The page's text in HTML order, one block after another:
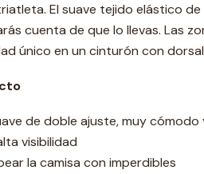
El suave tejido elástico
cuenta de que lo llevas. Las
único en un cinturón con
de doble ajuste, muy cómodo
visibilidad
la camisa con imperdibles